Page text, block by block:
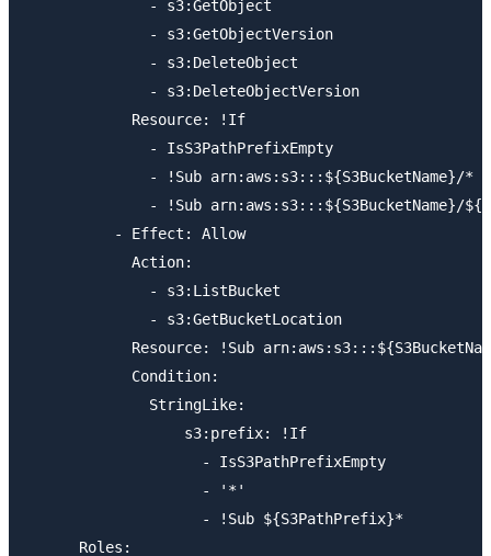
              - s3:GetObject
              - s3:GetObjectVersion
              - s3:DeleteObject
              - s3:DeleteObjectVersion
            Resource: !If
              - IsS3PathPrefixEmpty
              - !Sub arn:aws:s3:::${S3BucketName}/*
- !Sub arn:aws:s3:::${S3BucketName}/
          - Effect: Allow
            Action:
              - s3:ListBucket
              - s3:GetBucketLocation
Resource: !Sub
            Condition:
              StringLike:
                  s3:prefix: !If
                    - IsS3PathPrefixEmpty
                    - '*'
                    - !Sub ${S3PathPrefix}*
      Roles: